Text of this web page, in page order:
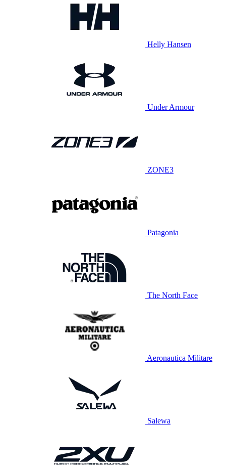
Helly Hansen
Under Armour
ZONE3
Patagonia
The North Face
Aeronautica Militare
Salewa